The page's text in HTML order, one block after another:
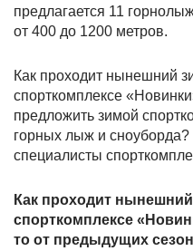
предлагается 11
от 400 до 1200 метров.
Как проходит нынешний
спорткомплексе
предложить зимой
горных лыж и
специалисты
Как проходит
спорткомплексе
то от предыдущих